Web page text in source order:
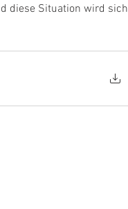
diese Situation wird sich